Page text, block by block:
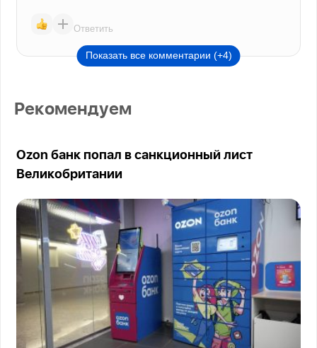
Ответить
Показать все комментарии (+4)
Рекомендуем
Ozon банк попал в санкционный лист
Великобритании